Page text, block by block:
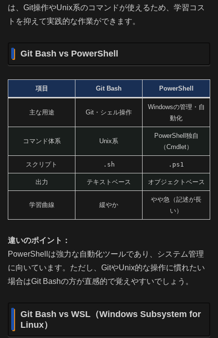
は、Git操作やUnix系のコマンドが使えるため、学習コス
トを抑えて実践的な作業ができます。
Git Bash vs PowerShell
項目 Git Bash PowerShell
主な用途 Git・シェル操作
Windowsの管理・自
動化
コマンド体系 Unix系
PowerShell独自
（Cmdlet）
スクリプト .sh .ps1
出力 テキストベース オブジェクトベース
学習曲線 緩やか
やや急（記述が長
い）
違いのポイント：
PowerShellは強力な自動化ツールであり、システム管理
に向いています。ただし、GitやUnix的な操作に慣れたい
場合はGit Bashの方が直感的で覚えやすいでしょう。
Git Bash vs WSL（Windows Subsystem for
Linux）